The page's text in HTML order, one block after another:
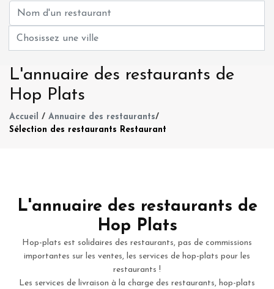
L'annuaire des restaurants de
Hop Plats
Accueil / Annuaire des restaurants/
Sélection des restaurants Restaurant
L'annuaire des restaurants de
Hop Plats
Hop-plats est solidaires des restaurants, pas de commissions
importantes sur les ventes, les services de hop-plats pour les
restaurants !
Les services de livraison à la charge des restaurants, hop-plats